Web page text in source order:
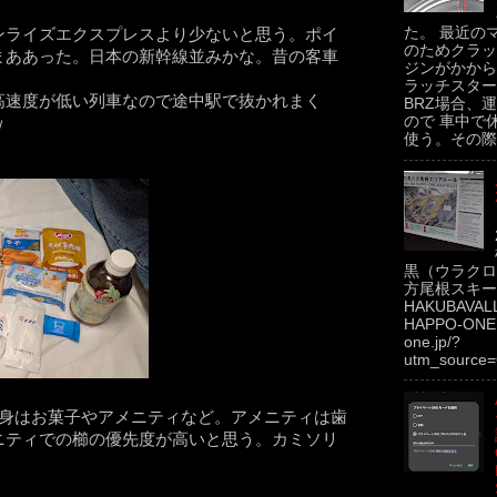
イズエクスプレスより少ないと思う。ポイ
あった。日本の新幹線並みかな。昔の客車
度が低い列車なので途中駅で抜かれまく
はお菓子やアメニティなど。アメニティは歯
ィでの櫛の優先度が高いと思う。カミソリ
た。 最近の
のためクラ
ジンがかか
ラッチスタ
BRZ場合、
ので 車中で
使う。その
黒（ウラク
方尾根スキ
HAPPO-
one.jp/?